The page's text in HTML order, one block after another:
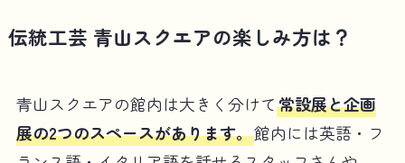
伝統工芸 青山スクエアの楽しみ方は？
青山スクエアの館内は大きく分けて常設展と企画
展の2つのスペースがあります。館内には英語・フ